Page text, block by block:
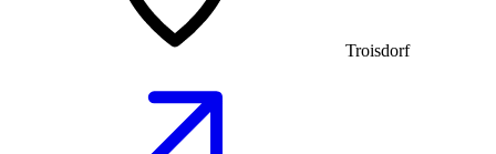
Troisdorf